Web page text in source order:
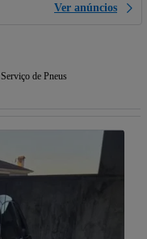
Ver anúncios
Serviço de Pneus